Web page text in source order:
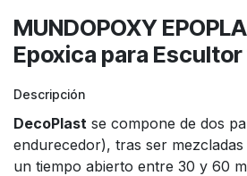
MUNDOPOXY
Epoxica para Escultor
Descripción
DecoPlast se compone de dos
endurecedor), tras ser
un tiempo abierto entre 30 y 60